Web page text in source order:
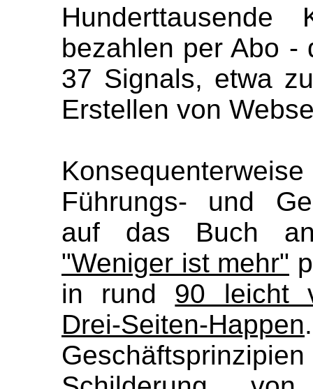
bezahlen per Abo -
37 Signals, etwa
Erstellen von
Führungs- und
auf das Buch
"Weniger ist mehr"
in rund 90 leicht
Drei-Seiten-Happen